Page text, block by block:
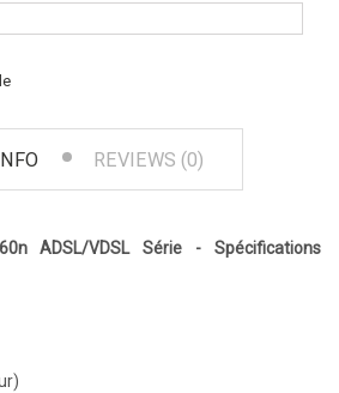
REVIEWS (0)
ADSL/VDSL Série - Spécifications